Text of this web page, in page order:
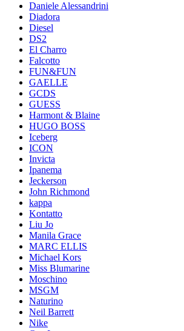
Daniele Alessandrini
Diadora
Diesel
DS2
El Charro
Falcotto
FUN&FUN
GAELLE
GCDS
GUESS
Harmont & Blaine
HUGO BOSS
Iceberg
ICON
Invicta
Ipanema
Jeckerson
John Richmond
kappa
Kontatto
Liu Jo
Manila Grace
MARC ELLIS
Michael Kors
Miss Blumarine
Moschino
MSGM
Naturino
Neil Barrett
Nike